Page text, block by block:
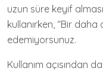
uzun süre keyif
kullanırken, “Bir daha
edemiyorsunuz.
Kullanım açısından